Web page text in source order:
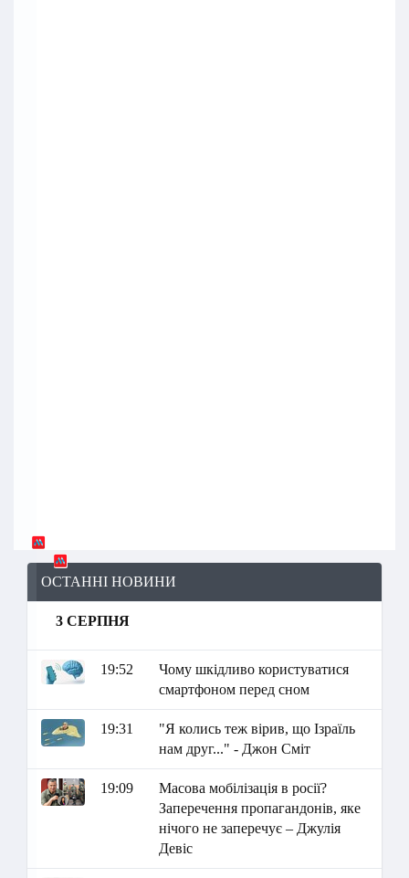
ОСТАННІ НОВИНИ
3 СЕРПНЯ
19:52
Чому шкідливо користуватися
смартфоном перед сном
19:31
"Я колись теж вірив, що Ізраїль
нам друг..." - Джон Сміт
19:09
Масова мобілізація в росії?
Заперечення пропагандонів, яке
нічого не заперечує – Джулія
Девіс